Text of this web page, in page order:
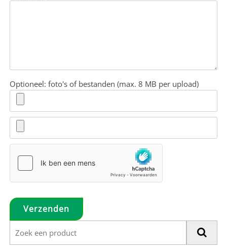
Optioneel: foto's of bestanden (max. 8 MB per upload)